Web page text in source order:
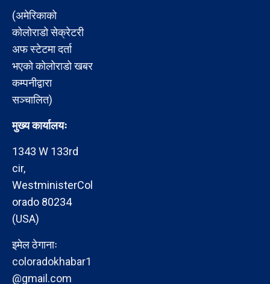
(अमेरिकाको
कोलोराडो सेक्रेटरी
अफ स्टेटमा दर्ता
भएको कोलोराडो खबर
कम्पनीद्वारा
सञ्चालित)
मुख्य कार्यालयः
1343 W 133rd
cir,
WestministerCol
orado 80234
(USA)
इमेल ठेगानाः
coloradokhabar1
@gmail.com